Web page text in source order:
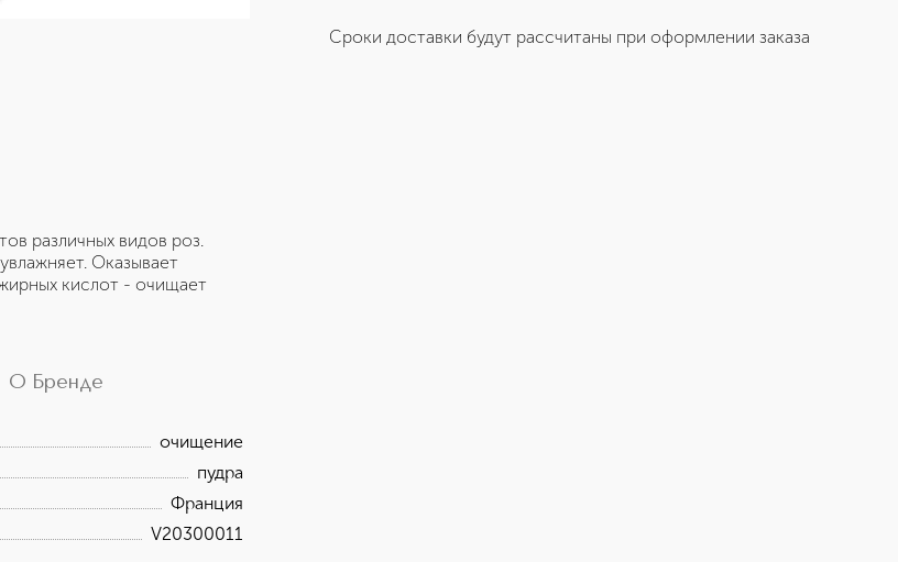
Сроки доставки будут рассчитаны при оформлении заказа
различных видов роз.
Оказывает
кислот - очищает
О Бренде
очищение
пудра
Франция
V20300011